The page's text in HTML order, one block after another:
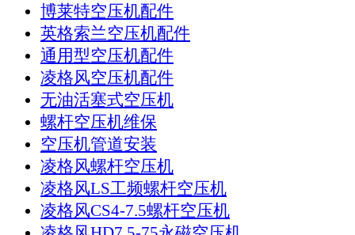
博莱特空压机配件
英格索兰空压机配件
通用型空压机配件
凌格风空压机配件
无油活塞式空压机
螺杆空压机维保
空压机管道安装
凌格风螺杆空压机
凌格风LS工频螺杆空压机
凌格风CS4-7.5螺杆空压机